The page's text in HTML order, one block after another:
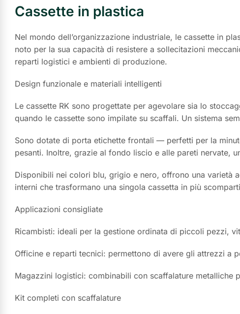
Cassette in plastica
Nel mondo dell’organizzazione industriale, le cassette in
noto per la sua capacità di resistere a sollecitazioni
reparti logistici e ambienti di produzione.
Design funzionale e materiali intelligenti
Le cassette RK sono progettate per agevolare sia lo
quando le cassette sono impilate su scaffali. Un sistema
Sono dotate di porta etichette frontali — perfetti per la
pesanti. Inoltre, grazie al fondo liscio e alle pareti nervate,
Disponibili nei colori blu, grigio e nero, offrono una varietà
interni che trasformano una singola cassetta in più
Applicazioni consigliate
Ricambisti: ideali per la gestione ordinata di piccoli pezzi,
Officine e reparti tecnici: permettono di avere gli attrezzi a
Magazzini logistici: combinabili con scaffalature metalliche
Kit completi con scaffalature